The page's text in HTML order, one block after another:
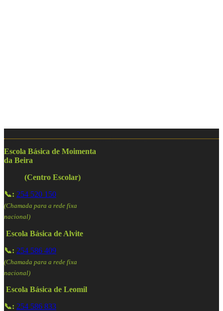
Escola Básica de Moimenta
da Beira
(Centro Escolar)
📞: 254 520 150
(Chamada para a rede fixa
nacional)
Escola Básica de Alvite
📞: 254 586 409
(Chamada para a rede fixa
nacional)
Escola Básica de Leomil
📞: 254 586 833